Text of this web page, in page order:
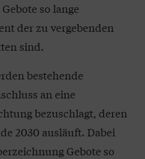
so lange
der zu vergebenden
sind.
bestehende
an eine
bezuschlagt, deren
2030 ausläuft. Dabei
Gebote so